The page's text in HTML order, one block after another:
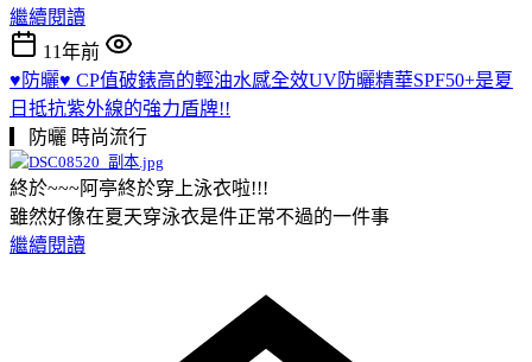
繼續閱讀
11年前
♥防曬♥ CP值破錶高的輕油水感全效UV防曬精華SPF50+是夏
日抵抗紫外線的強力盾牌!!
▎防曬 時尚流行
終於~~~阿亭終於穿上泳衣啦!!!
雖然好像在夏天穿泳衣是件正常不過的一件事
繼續閱讀